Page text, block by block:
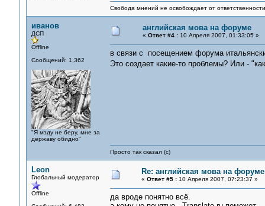
Свобода мнений не освобождает от
иванов
ДСП
Offline
Сообщений: 1,362
"Я мзду не беру, мне за
державу обидно"
английская мова на форуме
« Ответ #4 :10 Апреля 2007, 01:33:05 »
в связи с посещением форума
Это создает какие-то проблемы? Или -
Просто так сказал (с)
Leon
Глобальный модератор
Offline
Re: английская мова на форуме
« Ответ #5 :10 Апреля 2007, 07:23:37 »
да вроде понятно всё.